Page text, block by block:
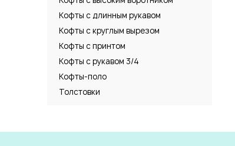
Кофты с длинным рукавом
Кофты с круглым вырезом
Кофты с принтом
Кофты с рукавом 3/4
Кофты-поло
Толстовки